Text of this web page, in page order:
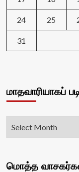
24 25
31
மாதவாரியாகப்
மொத்த